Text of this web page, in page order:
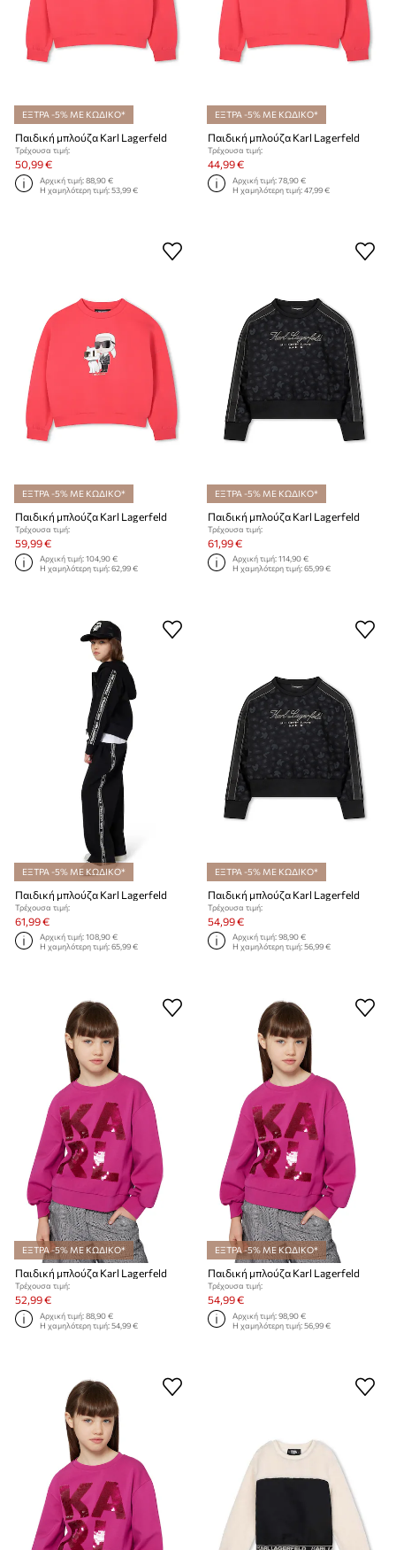
ΕΞΤΡΑ -5% ΜΕ ΚΩΔΙΚΟ*
Παιδική μπλούζα Karl Lagerfeld
Τρέχουσα τιμή:
50,99 €
Αρχική τιμή:88,90 €
Η χαμηλότερη τιμή:53,99 €
ΕΞΤΡΑ -5% ΜΕ ΚΩΔΙΚΟ*
Παιδική μπλούζα Karl Lagerfeld
Τρέχουσα τιμή:
44,99 €
Αρχική τιμή:78,90 €
Η χαμηλότερη τιμή:47,99 €
ΕΞΤΡΑ -5% ΜΕ ΚΩΔΙΚΟ*
Παιδική μπλούζα Karl Lagerfeld
Τρέχουσα τιμή:
59,99 €
Αρχική τιμή:104,90 €
Η χαμηλότερη τιμή:62,99 €
ΕΞΤΡΑ -5% ΜΕ ΚΩΔΙΚΟ*
Παιδική μπλούζα Karl Lagerfeld
Τρέχουσα τιμή:
61,99 €
Αρχική τιμή:114,90 €
Η χαμηλότερη τιμή:65,99 €
ΕΞΤΡΑ -5% ΜΕ ΚΩΔΙΚΟ*
Παιδική μπλούζα Karl Lagerfeld
Τρέχουσα τιμή:
61,99 €
Αρχική τιμή:108,90 €
Η χαμηλότερη τιμή:65,99 €
ΕΞΤΡΑ -5% ΜΕ ΚΩΔΙΚΟ*
Παιδική μπλούζα Karl Lagerfeld
Τρέχουσα τιμή:
54,99 €
Αρχική τιμή:98,90 €
Η χαμηλότερη τιμή:56,99 €
ΕΞΤΡΑ -5% ΜΕ ΚΩΔΙΚΟ*
Παιδική μπλούζα Karl Lagerfeld
Τρέχουσα τιμή:
52,99 €
Αρχική τιμή:88,90 €
Η χαμηλότερη τιμή:54,99 €
ΕΞΤΡΑ -5% ΜΕ ΚΩΔΙΚΟ*
Παιδική μπλούζα Karl Lagerfeld
Τρέχουσα τιμή:
54,99 €
Αρχική τιμή:98,90 €
Η χαμηλότερη τιμή:56,99 €